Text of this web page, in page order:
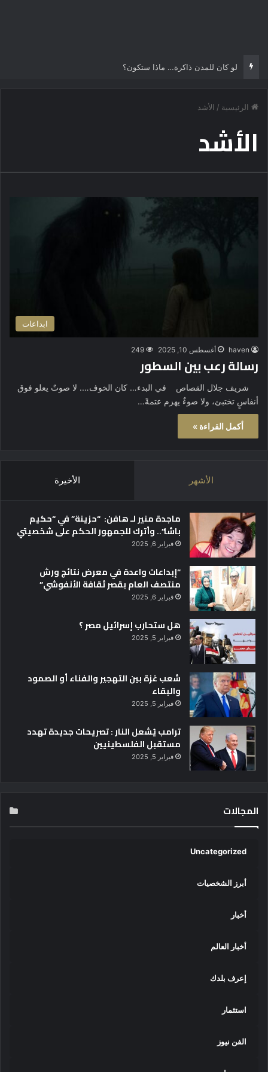
لو كان للمدن ذاكرة… ماذا ستكون؟
الرئيسية / الأشد
الأشد
ابداعات
haven أغسطس 10, 2025 249
رسالة رعب بين السطور
شريف جلال القصاص في البدء… كان الخوف…. لا صوتٌ يعلو فوق
أنفاسٍ تختبئ، ولا ضوءٌ يهزم عتمةً…
أكمل القراءة »
الأشهر الأخيرة
ماجدة منير لـ هافن: “حزينة” في “حكيم
باشا”.. وأترك للجمهور الحكم على شخصيتي
فبراير 6, 2025
“إبداعات واعدة في معرض نتائج ورش
منتصف العام بقصر ثقافة الأنفوشي”
فبراير 6, 2025
هل ستحارب إسرائيل مصر ؟
فبراير 5, 2025
شعب غزة بين التهجير والفناء أو الصمود
والبقاء
فبراير 5, 2025
ترامب يُشعل النار : تصريحات جديدة تهدد
مستقبل الفلسطينيين
فبراير 5, 2025
المجالات
Uncategorized
أبرز الشخصيات
أخبار
أخبار العالم
إعرف بلدك
استثمار
الفن نيوز